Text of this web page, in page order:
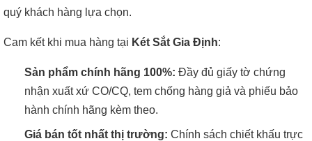
quý khách hàng lựa chọn.
Cam kết khi mua hàng tại Két Sắt Gia Định:
Sản phẩm chính hãng 100%: Đầy đủ giấy tờ chứng
nhận xuất xứ CO/CQ, tem chống hàng giả và phiếu bảo
hành chính hãng kèm theo.
Giá bán tốt nhất thị trường: Chính sách chiết khấu trực